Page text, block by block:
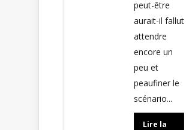
peut-être
aurait-il fallut
attendre
encore un
peu et
peaufiner le
scénario...
Lire la